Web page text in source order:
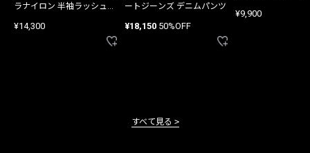
ラナイロン 半袖ラッシュガ
¥14,300
ートジーンズ デニムパンツ
¥18,150 50%OFF
¥9,900
すべて見る